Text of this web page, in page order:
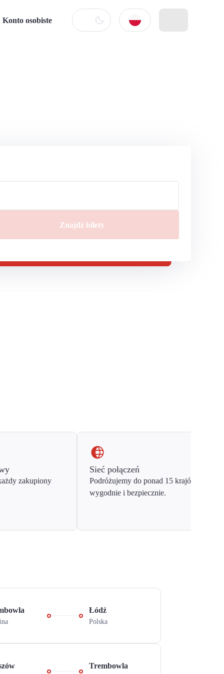
Konto osobiste
Znajdź bilety
zakupiony
Sieć połączeń
Podróżujemy do ponad 15 krajów Europy
wygodnie i bezpiecznie.
Łódź
Polska
Trembowla